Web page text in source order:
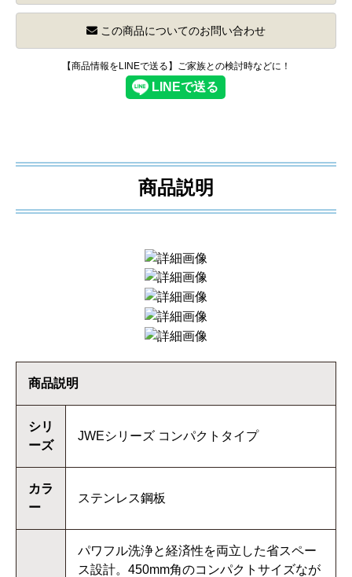
この商品についてのお問い合わせ
【商品情報をLINEで送る】ご家族との検討時などに！
商品説明
商品説明
シリ
ーズ
JWEシリーズ コンパクトタイプ
カラ
ー
ステンレス鋼板
パワフル洗浄と経済性を両立した省スペー
ス設計。450mm角のコンパクトサイズなが